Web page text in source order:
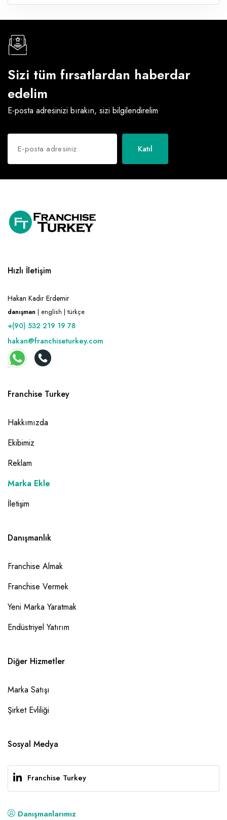
Sizi tüm fırsatlardan haberdar
edelim
E-posta adresinizi bırakın, sizi bilgilendirelim
Katıl
Hızlı İletişim
Hakan Kadir Erdemir
danışman | english | türkçe
+(90) 532 219 19 78
hakan@franchiseturkey.com
Franchise Turkey
Hakkımızda
Ekibimiz
Reklam
Marka Ekle
İletişim
Danışmanlık
Franchise Almak
Franchise Vermek
Yeni Marka Yaratmak
Endüstriyel Yatırım
Diğer Hizmetler
Marka Satışı
Şirket Evliliği
Sosyal Medya
Franchise Turkey
Danışmanlarımız